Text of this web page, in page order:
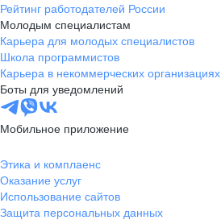
Рейтинг работодателей России
Молодым специалистам
Карьера для молодых специалистов
Школа программистов
Карьера в некоммерческих организациях
Боты для уведомлений
Мобильное приложение
Этика и комплаенс
Оказание услуг
Использование сайтов
Защита персональных данных